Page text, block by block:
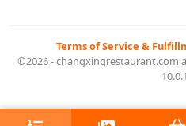
Terms of Service &
©2026 - changxingrestaurant.com